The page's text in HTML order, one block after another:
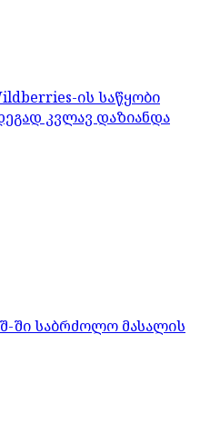
ის საწყობი
კვლავ დაზიანდა
ში საბრძოლო მასალის